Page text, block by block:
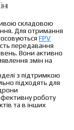
складовою
Для отримання
FPV
передавання
Вони активно
змін на
з підтримкою
підходять для
роботу
та в інших